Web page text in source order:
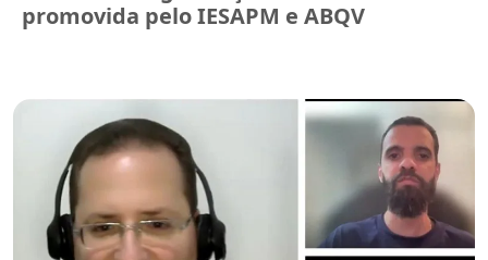
promovida pelo IESAPM e ABQV